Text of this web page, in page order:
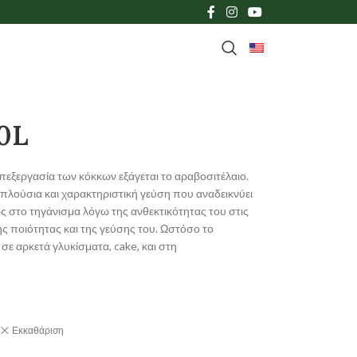
των κόκκων εξάγεται το αραβοσιτέλαιο.
πλούσια και χαρακτηριστική γεύση που αναδεικνύει
τηγάνισμα λόγω της ανθεκτικότητας του στις
ποιότητας και της γεύσης του. Ωστόσο το
αρκετά γλυκίσματα, cake, και στη
Εκκαθάριση